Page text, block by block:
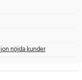
nöjda kunder